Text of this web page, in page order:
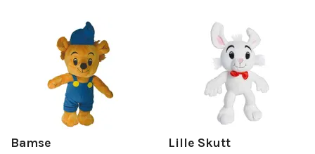
Bamse Lille Skutt